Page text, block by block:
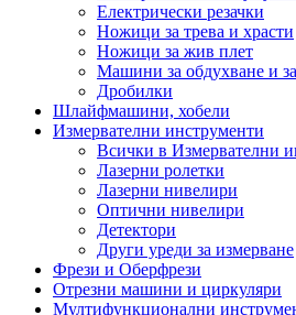
Електрически резачки
Ножици за трева и храсти
Ножици за жив плет
Машини за обдухване и
Дробилки
Шлайфмашини, хобели
Измервателни инструменти
Всички в Измервателни
Лазерни ролетки
Лазерни нивелири
Оптични нивелири
Детектори
Други уреди за измерване
Фрези и Оберфрези
Отрезни машини и циркуляри
Мултифункционални